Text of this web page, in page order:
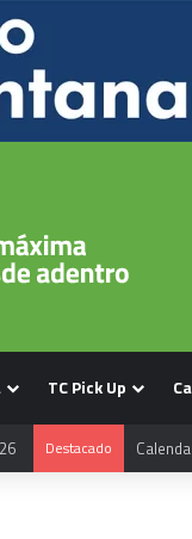
TC Pick Up
Destacado